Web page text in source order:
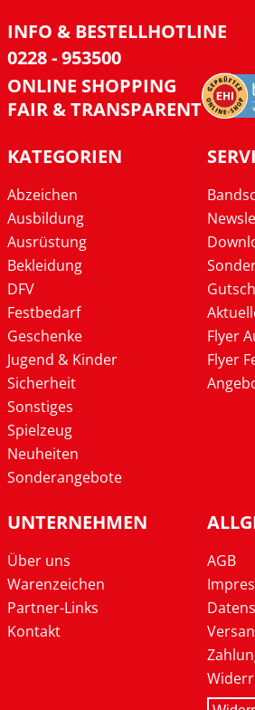
INFO & BESTELLHOTLINE
0228 - 953500
ONLINE SHOPPING
FAIR & TRANSPARENT
KATEGORIEN
Abzeichen
Ausbildung
Ausrüstung
Bekleidung
DFV
Festbedarf
Geschenke
Jugend & Kinder
Sicherheit
Sonstiges
Spielzeug
Neuheiten
Sonderangebote
Flyer
Flyer
UNTERNEHMEN
Über uns
Warenzeichen
Partner-Links
Kontakt
AGB